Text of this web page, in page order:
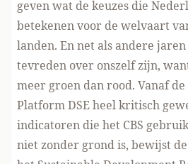
geven wat de keuzes die
betekenen voor de welvaart
landen. En net als andere jaren
tevreden over onszelf zijn,
meer groen dan rood. Vanaf
Platform DSE heel kritisch
indicatoren die het CBS
niet zonder grond is, bewijst de